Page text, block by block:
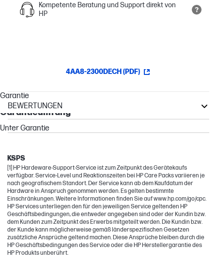
Kompetente Beratung und Support direkt von
HP
4AA8-2300DECH (PDF)
Garantie
Garantieumfang
Unter Garantie
BEWERTUNGEN
EliteBook
Other compatible products
KSPS
[1] HP Hardeware-Support-Service ist zum Zeitpunkt des Gerätekaufs
verfügbar. Service-Level und Reaktionszeiten bei HP Care Packs variieren je
nach geografischem Standort. Der Service kann ab dem Kaufdatum der
Hardware in Anspruch genommen werden. Es gelten bestimmte
Einschränkungen. Weitere Informationen finden Sie auf www.hp.com/go/cpc.
HP Services unterliegen den für den jeweiligen Service geltenden HP
Geschäftsbedingungen, die entweder angegeben sind oder der Kundin bzw.
dem Kunden zum Zeitpunkt des Erwerbs mitgeteilt werden. Die Kundin bzw.
der Kunde kann möglicherweise gemäß länderspezifischen Gesetzen
zusätzliche Ansprüche geltend machen. Diese Ansprüche bleiben durch die
HP Geschäftsbedingungen des Service oder die HP Herstellergarantie des
HP Produkts unberührt.